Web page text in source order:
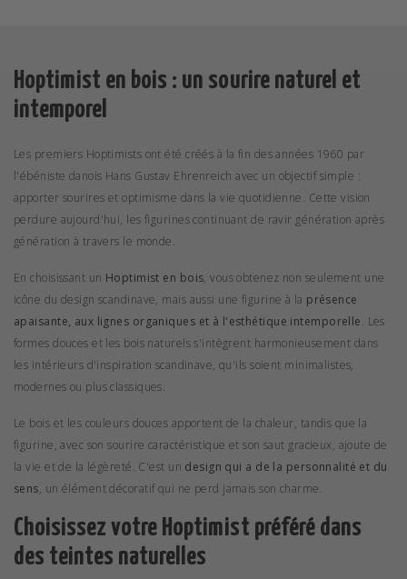
Hoptimist en bois : un sourire naturel et
intemporel
Les premiers Hoptimists ont été créés à la fin des années 1960 par
l'ébéniste danois Hans Gustav Ehrenreich avec un objectif simple :
apporter sourires et optimisme dans la vie quotidienne. Cette vision
perdure aujourd'hui, les figurines continuant de ravir génération après
génération à travers le monde.
En choisissant un Hoptimist en bois, vous obtenez non seulement une
icône du design scandinave, mais aussi une figurine à la présence
apaisante, aux lignes organiques et à l'esthétique intemporelle. Les
formes douces et les bois naturels s'intègrent harmonieusement dans
les intérieurs d'inspiration scandinave, qu'ils soient minimalistes,
modernes ou plus classiques.
Le bois et les couleurs douces apportent de la chaleur, tandis que la
figurine, avec son sourire caractéristique et son saut gracieux, ajoute de
la vie et de la légèreté. C'est un design qui a de la personnalité et du
sens, un élément décoratif qui ne perd jamais son charme.
Choisissez votre Hoptimist préféré dans
des teintes naturelles